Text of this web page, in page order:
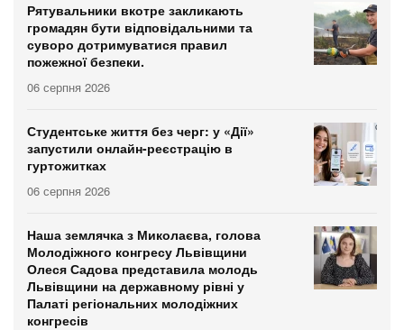
Рятувальники вкотре закликають
громадян бути відповідальними та
суворо дотримуватися правил
пожежної безпеки.
06 серпня 2026
Студентське життя без черг: у «Дії»
запустили онлайн-реєстрацію в
гуртожитках
06 серпня 2026
Наша землячка з Миколаєва, голова
Молодіжного конгресу Львівщини
Олеся Садова представила молодь
Львівщини на державному рівні у
Палаті регіональних молодіжних
конгресів